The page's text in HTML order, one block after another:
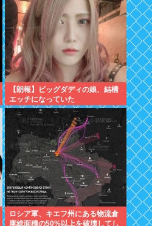
【朗報】ビッグダディの娘、結構
エッチになっていた
ロシア軍、キエフ州にある物流倉
庫総面積の50%以上を破壊してし